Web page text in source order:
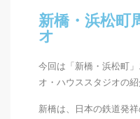
新橋・浜松町
オ
今回は「新橋・浜松町
オ・ハウススタジオの紹
新橋は、日本の鉄道発